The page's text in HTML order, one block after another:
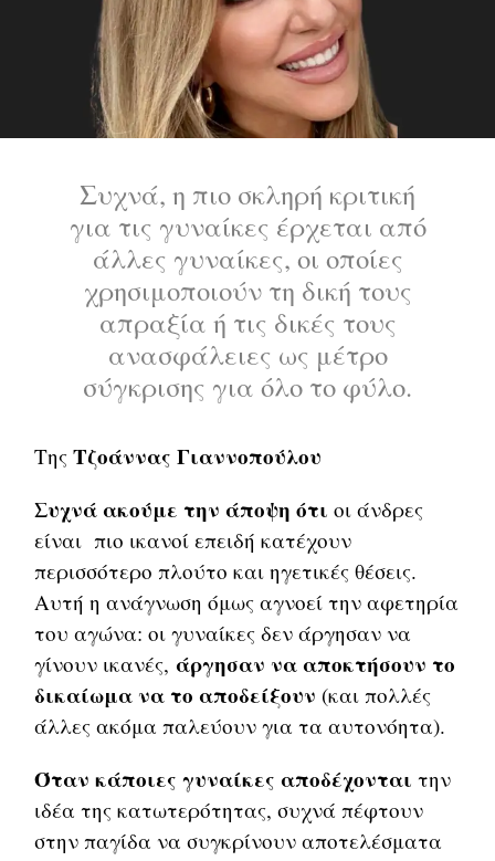
Συχνά, η πιο σκληρή κριτική
για τις γυναίκες έρχεται από
άλλες γυναίκες, οι οποίες
χρησιμοποιούν τη δική τους
απραξία ή τις δικές τους
ανασφάλειες ως μέτρο
σύγκρισης για όλο το φύλο.
ΤηςΤζοάννας Γιαννοπούλου
Συχνά ακούμε την άποψη ότιοι άνδρες
είναι πιο ικανοί επειδή κατέχουν
περισσότερο πλούτο και ηγετικές θέσεις.
Αυτή η ανάγνωση όμως αγνοεί την αφετηρία
του αγώνα: οι γυναίκες δεν άργησαν να
γίνουν ικανές,άργησαν να αποκτήσουν το
δικαίωμα να το αποδείξουν (και πολλές
άλλες ακόμα παλεύουν για τα αυτονόητα).
Όταν κάποιες γυναίκες αποδέχονται την
ιδέα της κατωτερότητας, συχνά πέφτουν
στην παγίδα να συγκρίνουν αποτελέσματα